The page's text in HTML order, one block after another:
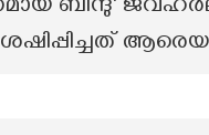
ബിന്ദു'